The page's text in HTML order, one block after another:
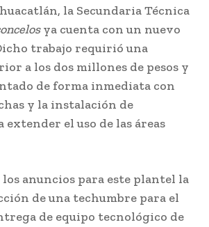
la Secundaria Técnica
ya cuenta con un nuevo
trabajo requirió una
a los dos millones de pesos y
de forma inmediata con
y la instalación de
el uso de las áreas
anuncios para este plantel la
de una techumbre para el
de equipo tecnológico de